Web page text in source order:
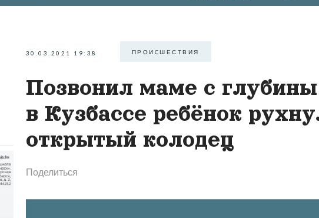
30.03.2021 19:38 ПРОИCШЕСТВИЯ
Позвонил маме с
в Кузбассе ребёнок
открытый колодец
Поделиться